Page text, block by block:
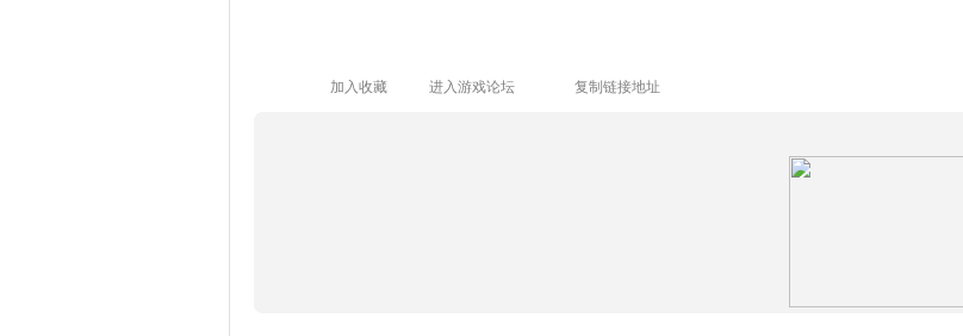
加入收藏 进入游戏论坛 复制链接地址